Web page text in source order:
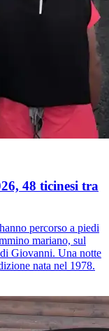
48 ticinesi tra
percorso a piedi
mariano, sul
Giovanni. Una notte
nata nel 1978.